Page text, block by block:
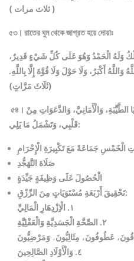
( ثلاث مرات )
৫৩। রাতের ঘুম থেকে জাগ্রত হয়ে দোয়াঃ
وَلَهُ الْحَمْدُ وَهُوَ عَلَى كُلِّ شَيْءٍ قَدِيرٌ،
وَاللَّهُ أَكْبَرُ، وَلَا حَوْلَ وَلَا قُوَّةَ إِلَّا بِاللَّهِ.
(ثَلَاثَ مَرَّاتٍ)
৫৪। اللَّهُمَّ يَا أَجْمَلَ وَيَا أَكْرَمَ، تَقَبَّلْ كُلَّ النَّوَايَا الطَّيِّبَةِ، وَالْأَمَانِيَّ، وَالدَّعَوَاتِ مِنْ
قَلْبِي، وَتَشْمَلُ مَا يَلِي:
الْخَمْسِ جَمَاعَةً مَعَ تَكْبِيرَةِ الْإِحْرَامِ
صَلَاةَ التَّهَجُّدِ
الْحُصُولَ عَلَى وَظِيفَةٍ جَيِّدَةٍ
تَحْقِيقَ أَرْبَعَةِ مُسْتَوَيَاتٍ مِنَ الرِّزْقِ:
١. الْاِزْدِهَارِ الْمَالِيِّ
٢. الصِّحَّةِ الْجَسَدِيَّةِ وَالْعَقْلِيَّةِ
، عَطُوفُونَ، مِثَالِيُّونَ،
٤. وَالْأَوْلَادِ الصَّالِحِينَ